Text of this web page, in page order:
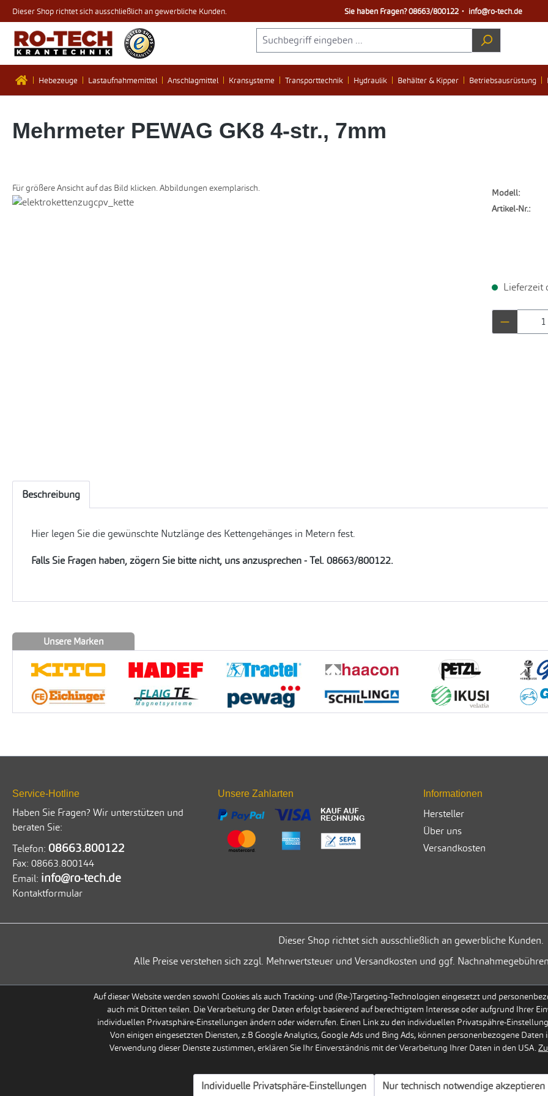
Hauptinhalt springen
Zur Suche springen
Zur Hauptnavigation springen
Dieser Shop richtet sich ausschließlich an gewerbliche Kunden. Sie haben Fragen?08663/800122・ info@ro-tech.de
Hebezeuge Lastaufnahmemittel Anschlagmittel Kransysteme Transporttechnik Hydraulik Behälter & Kipper Betriebsausrüstung
Mehrmeter PEWAG GK8 4-str., 7mm
Für größere Ansicht auf das Bild klicken. Abbildungen exemplarisch.
Bildergalerie überspringen
Modell:
Artikel-Nr.:
Lieferzeit
Beschreibung
Hier legen Sie die gewünschte Nutzlänge des Kettengehänges in Metern fest.
Falls Sie Fragen haben, zögern Sie bitte nicht, uns anzusprechen - Tel. 08663/800122.
Unsere Marken
Service-Hotline
Haben Sie Fragen? Wir unterstützen und
beraten Sie:
Telefon: 08663.800122
Fax: 08663.800144
Email: info@ro-tech.de
Kontaktformular
Unsere Zahlarten Informationen
Hersteller
Über uns
Versandkosten
Dieser Shop richtet sich ausschließlich an gewerbliche Kunden.
Alle Preise verstehen sich zzgl. Mehrwertsteuer und Versandkosten und ggf.
Auf dieser Website werden sowohl Cookies als auch Tracking- und (Re-)Targeting-Technologien eingesetzt und
auch mit Dritten teilen. Die Verarbeitung der Daten erfolgt basierend auf berechtigtem Interesse oder aufgrund Ihrer
individuellen Privatsphäre-Einstellungen ändern oder widerrufen. Einen Link zu den individuellen Privatspähre-
Von einigen eingesetzten Diensten, z.B Google Analytics, Google Ads und Bing Ads, können personenbezogene
Verwendung dieser Dienste zustimmen, erklären Sie Ihr Einverständnis mit der Verarbeitung Ihrer Daten in den USA.
Individuelle Privatsphäre-Einstellungen Nur technisch notwendige akzeptieren